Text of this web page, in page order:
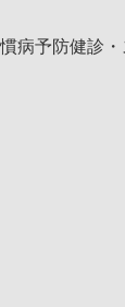
病予防健診・